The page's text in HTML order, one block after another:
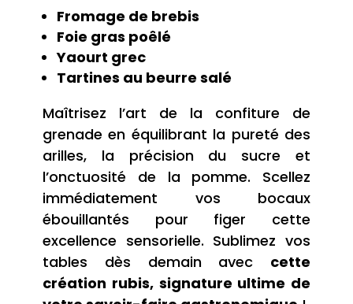
Fromage de brebis
Foie gras poêlé
Yaourt grec
Tartines au beurre salé
Maîtrisez l’art de la confiture de
grenade en équilibrant la pureté des
arilles, la précision du sucre et
l’onctuosité de la pomme. Scellez
immédiatement vos bocaux
ébouillantés pour figer cette
excellence sensorielle. Sublimez vos
tables dès demain avec cette
création rubis, signature ultime de